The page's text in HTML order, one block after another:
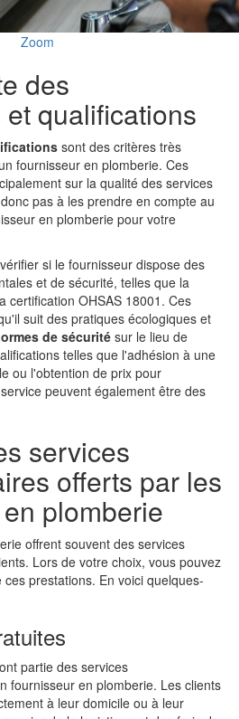
Zoom
des
qualifications
sont des critères très
fournisseur en plomberie. Ces
sur la qualité des services
pas à les prendre en compte au
en plomberie pour votre
si le fournisseur dispose des
et de sécurité, telles que la
certification OHSAS 18001. Ces
suit des pratiques écologiques et
de sécurité sur le lieu de
telles que l'adhésion à une
ou l'obtention de prix pour
peuvent également être des
services
offerts par les
plomberie
offrent souvent des services
Lors de votre choix, vous pouvez
prestations. En voici quelques-
partie des services
fournisseur en plomberie. Les clients
à leur domicile ou à leur